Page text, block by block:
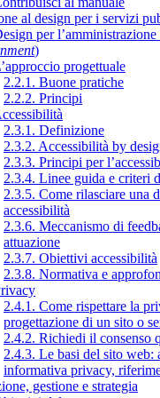
al design per i servizi
per
)
progettuale
2.2.1. Buone pratiche
2.2.2. Principi
2.3.1. Definizione
2.3.2. Accessibilità by
2.3.3. Principi per
2.3.4. Linee guida e criteri
2.3.5. Come rilasciare una
accessibilità
2.3.6. Meccanismo di
attuazione
2.3.7. Obiettivi accessibilità
2.3.8. Normativa e
2.4.1. Come rispettare la
progettazione di un sito o
2.4.2. Richiedi il consenso
2.4.3. Le basi del sito web:
informativa privacy,
gestione e strategia